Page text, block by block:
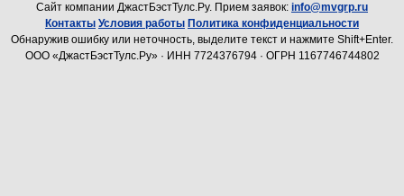
Cайт компании ДжастБэстТулс.Ру. Прием заявок: info@mvgrp.ru
Контакты Условия работы Политика конфиденциальности
Обнаружив ошибку или неточность, выделите текст и нажмите Shift+Enter.
ООО «ДжастБэстТулс.Ру» · ИНН 7724376794 · ОГРН 1167746744802